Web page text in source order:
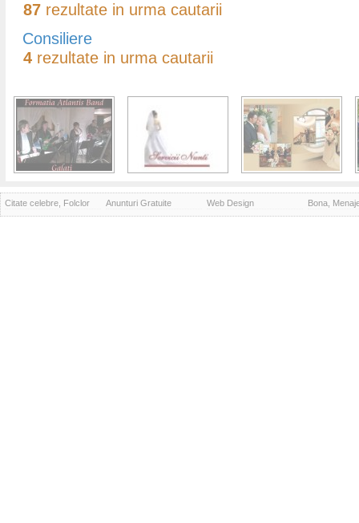
87 rezultate in urma cautarii
Consiliere
4 rezultate in urma cautarii
Citate celebre, Folclor Anunturi Gratuite Web Design Bona,